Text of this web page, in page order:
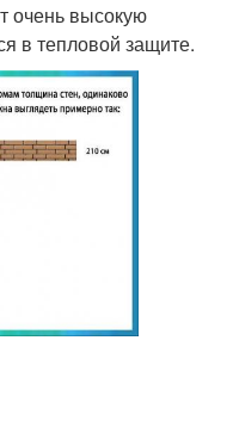
очень высокую
в тепловой защите.